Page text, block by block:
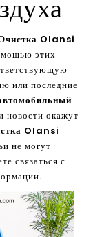
Olansi
этих
или последние
новости окажут
Olansi
не могут
связаться с